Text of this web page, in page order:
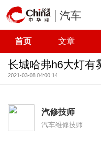
汽车
首页 文章
长城哈弗h6大灯有
2021-03-08 04:00:14
汽修技师
汽车维修技师